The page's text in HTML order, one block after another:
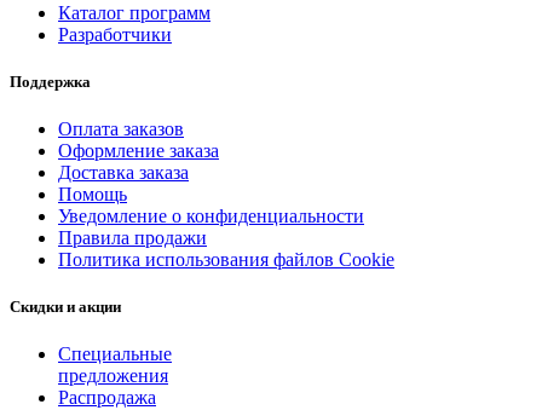
Каталог программ
Разработчики
Поддержка
Оплата заказов
Оформление заказа
Доставка заказа
Помощь
Уведомление о конфиденциальности
Правила продажи
Политика использования файлов Cookie
Скидки и акции
Специальные
предложения
Распродажа